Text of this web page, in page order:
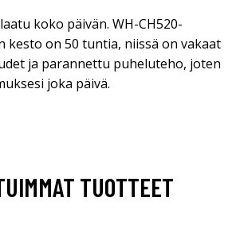
koko päivän. WH-CH520-
kesto on 50 tuntia, niissä on vakaat
ja parannettu puheluteho, joten
joka päivä.
TUOTTEET